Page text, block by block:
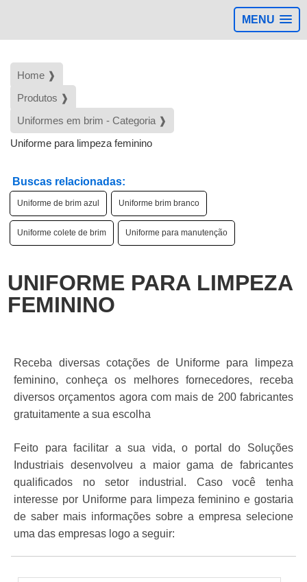
MENU
Home ❱
Produtos ❱
Uniformes em brim - Categoria ❱
Uniforme para limpeza feminino
Buscas relacionadas:
Uniforme de brim azul Uniforme brim branco
Uniforme colete de brim Uniforme para manutenção
UNIFORME PARA LIMPEZA
FEMININO
Receba diversas cotações de Uniforme para limpeza
feminino, conheça os melhores fornecedores, receba
diversos orçamentos agora com mais de 200 fabricantes
gratuitamente a sua escolha
Feito para facilitar a sua vida, o portal do Soluções
Industriais desenvolveu a maior gama de fabricantes
qualificados no setor industrial. Caso você tenha
interesse por Uniforme para limpeza feminino e gostaria
de saber mais informações sobre a empresa selecione
uma das empresas logo a seguir: